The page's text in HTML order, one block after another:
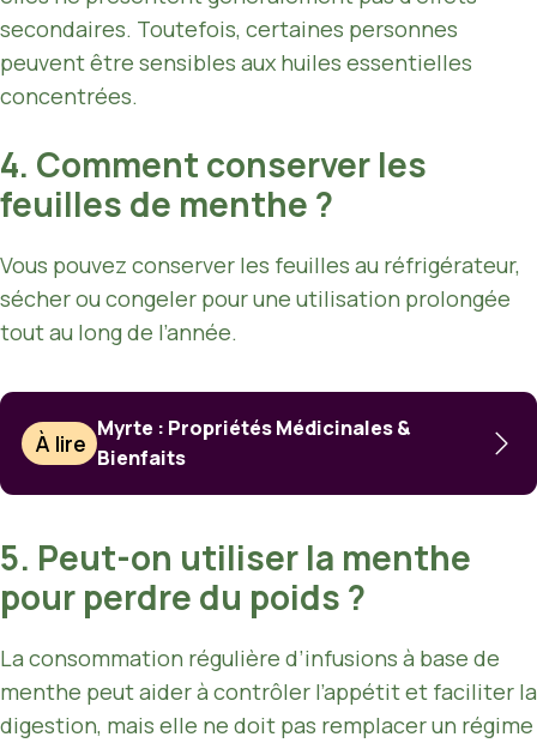
secondaires. Toutefois, certaines personnes
peuvent être sensibles aux huiles essentielles
concentrées.
4. Comment conserver les
feuilles de menthe ?
Vous pouvez conserver les feuilles au réfrigérateur,
sécher ou congeler pour une utilisation prolongée
tout au long de l’année.
À lire
Myrte : Propriétés Médicinales &
Bienfaits
5. Peut-on utiliser la menthe
pour perdre du poids ?
La consommation régulière d’infusions à base de
menthe peut aider à contrôler l’appétit et faciliter la
digestion, mais elle ne doit pas remplacer un régime